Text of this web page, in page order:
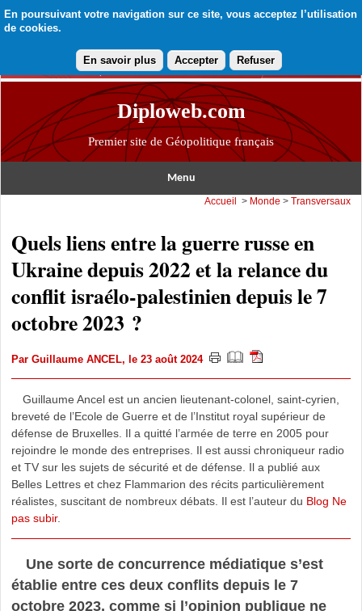
En poursuivant votre navigation sur ce site, vous acceptez l’utilisation
de cookies.
En savoir plus Accepter Refuser
Diploweb.com
Premier site de Géopolitique français
Menu
Accueil > Monde > Transversaux
Quels liens entre la guerre russe en
Ukraine depuis 2022 et la relance du
conflit israélo-palestinien depuis le 7
octobre 2023 ?
Par Guillaume ANCEL, le 23 août 2024
Guillaume Ancel est un ancien lieutenant-colonel, saint-cyrien,
breveté de l’Ecole de Guerre et de l’Institut royal supérieur de
défense de Bruxelles. Il a quitté l’armée de terre en 2005 pour
rejoindre le monde des entreprises. Il est aussi chroniqueur radio
et TV sur les sujets de sécurité et de défense. Il a publié aux
Belles Lettres et chez Flammarion des récits particulièrement
réalistes, suscitant de nombreux débats. Il est l’auteur du Blog Ne
pas subir.
Une sorte de concurrence médiatique s’est
établie entre ces deux conflits depuis le 7
octobre 2023, comme si l’opinion publique ne